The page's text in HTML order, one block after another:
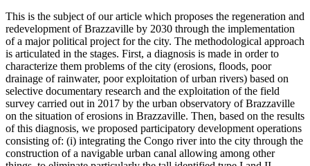
This is the subject of our article which proposes the regeneration and
redevelopment of Brazzaville by 2030 through the implementation
of a major political project for the city. The methodological approach
is articulated in the stages. First, a diagnosis is made in order to
characterize them problems of the city (erosions, floods, poor
drainage of rainwater, poor exploitation of urban rivers) based on
selective documentary research and the exploitation of the field
survey carried out in 2017 by the urban observatory of Brazzaville
on the situation of erosions in Brazzaville. Then, based on the results
of this diagnosis, we proposed participatory development operations
consisting of: (i) integrating the Congo river into the city through the
construction of a navigable urban canal allowing among other